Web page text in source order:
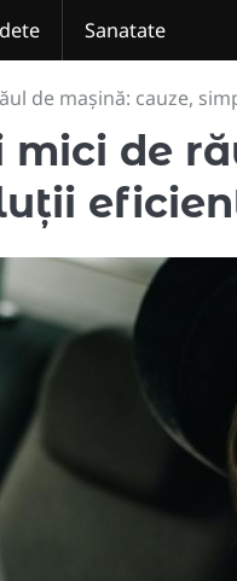
Sanatate
de mașină: cauze,
de